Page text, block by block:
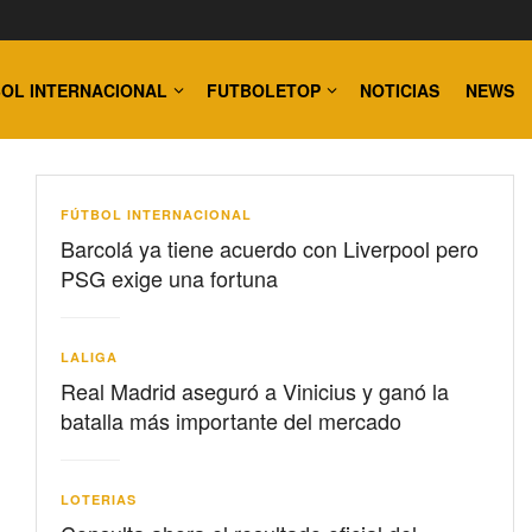
INTERNACIONAL FUTBOLETOP NOTICIAS NEWS
FÚTBOL INTERNACIONAL
Barcolá ya tiene acuerdo con Liverpool pero
PSG exige una fortuna
LALIGA
Real Madrid aseguró a Vinicius y ganó la
batalla más importante del mercado
LOTERIAS